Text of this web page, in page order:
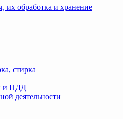
их обработка и хранение
стирка
и ПДД
деятельности